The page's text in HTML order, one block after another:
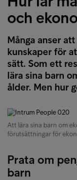
och
Många anser
kunskaper för
sätt. Som ett
lära sina barn
ålder. Men hur
Att lära sina barn om
förutsättningar för
Prata om
barn